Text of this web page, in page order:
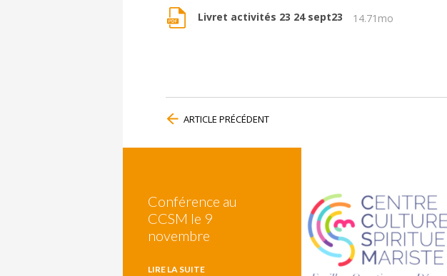
Livret activités 23 24 sept23 14.71mo
ARTICLE PRÉCÉDENT
Conférence au
CCSM le 9
novembre
LIRE LA SUITE